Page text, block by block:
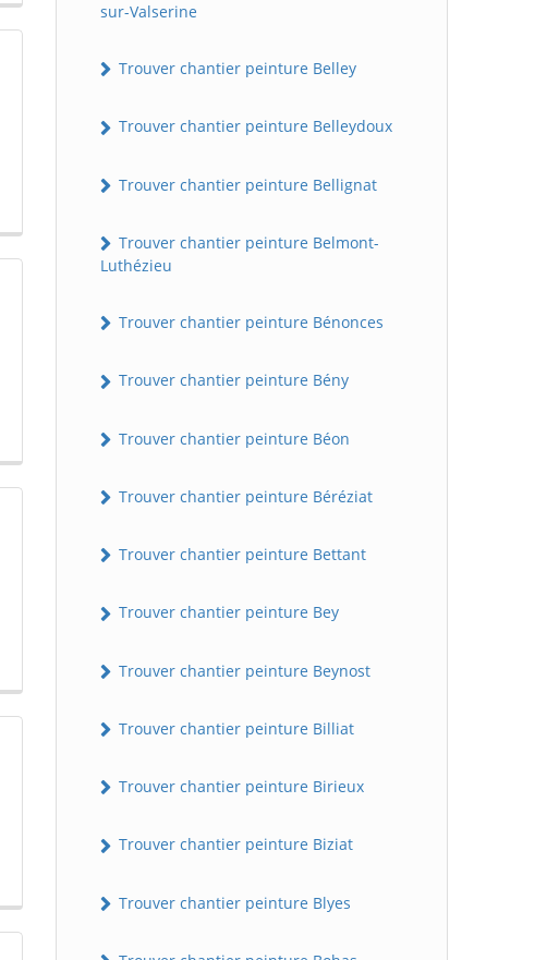
sur-Valserine
Trouver chantier peinture Belley
Trouver chantier peinture Belleydoux
Trouver chantier peinture Bellignat
Trouver chantier peinture Belmont-
Luthézieu
Trouver chantier peinture Bénonces
Trouver chantier peinture Bény
Trouver chantier peinture Béon
Trouver chantier peinture Béréziat
Trouver chantier peinture Bettant
Trouver chantier peinture Bey
Trouver chantier peinture Beynost
Trouver chantier peinture Billiat
Trouver chantier peinture Birieux
Trouver chantier peinture Biziat
Trouver chantier peinture Blyes